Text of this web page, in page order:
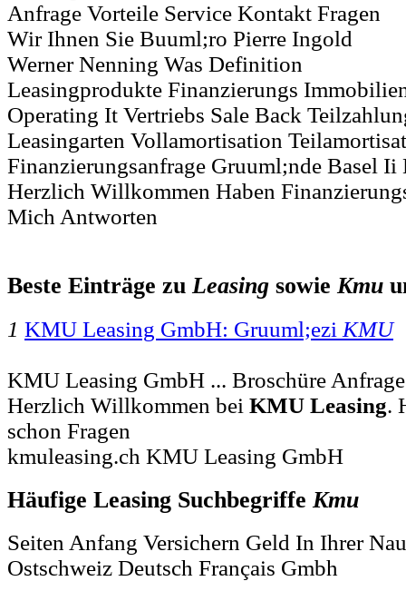
Anfrage Vorteile Service Kontakt Fragen
Wir Ihnen Sie Buuml;ro Pierre Ingold
Werner Nenning Was Definition
Leasingprodukte Finanzierungs
Operating It Vertriebs Sale Back
Leasingarten Vollamortisation
Finanzierungsanfrage Gruuml;nde Basel Ii
Herzlich Willkommen Haben
Mich Antworten
Beste Einträge zuLeasing sowieKmu
1 KMU Leasing GmbH: Gruuml;ezi KMU
KMU Leasing GmbH ... Broschüre
Herzlich Willkommen bei KMU Leasing.
schon Fragen
kmuleasing.ch KMU Leasing GmbH
Häufige Leasing Suchbegriffe Kmu
Seiten Anfang Versichern Geld In Ihrer
Ostschweiz Deutsch Français Gmbh